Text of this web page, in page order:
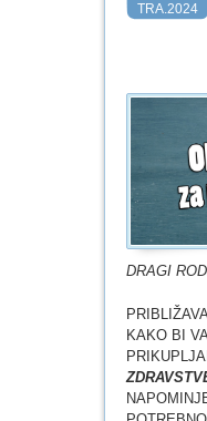
TRA.2024
DRAGI
KAKO BI